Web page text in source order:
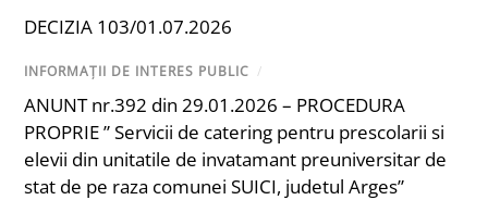
DECIZIA 103/01.07.2026
INFORMAȚII DE INTERES PUBLIC /
ANUNT nr.392 din 29.01.2026 – PROCEDURA
PROPRIE ” Servicii de catering pentru prescolarii si
elevii din unitatile de invatamant preuniversitar de
stat de pe raza comunei SUICI, judetul Arges”